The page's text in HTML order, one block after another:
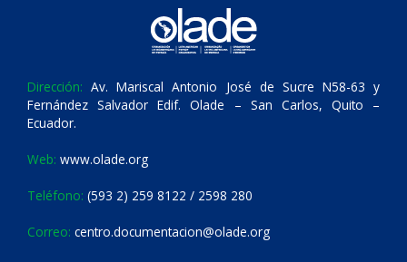
Dirección: Av. Mariscal Antonio José de Sucre N58-63 y
Fernández Salvador Edif. Olade – San Carlos, Quito –
Ecuador.
Web: www.olade.org
Teléfono: (593 2) 259 8122 / 2598 280
Correo: centro.documentacion@olade.org